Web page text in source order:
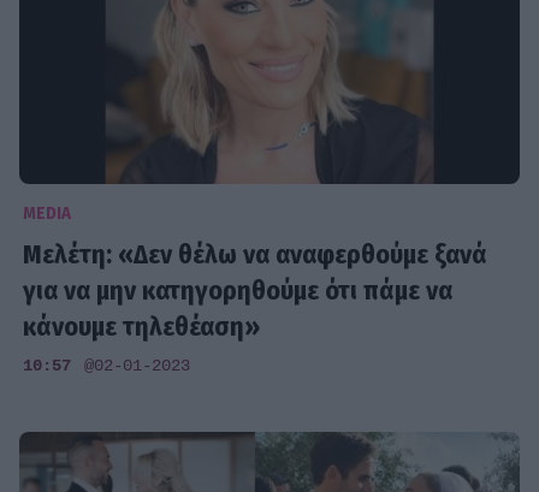
MEDIA
Μελέτη: «Δεν θέλω να αναφερθούμε ξανά
για να μην κατηγορηθούμε ότι πάμε να
κάνουμε τηλεθέαση»
10:57 @02-01-2023